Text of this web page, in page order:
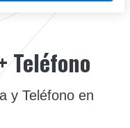
Teléfono
y Teléfono en